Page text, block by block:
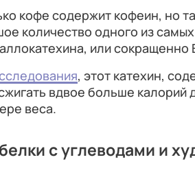
кофе содержит кофеин, но
количество одного из
или сокращенно
, этот катехин,
вдвое больше калорий
веса.
с углеводами и